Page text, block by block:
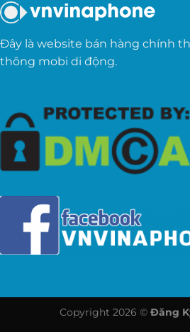
Đây là website bán hàng chính
thông mobi di động.
Copyright 2026 © Đăng